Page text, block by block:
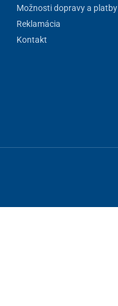
Možnosti dopravy a platby
Reklamácia
Kontakt